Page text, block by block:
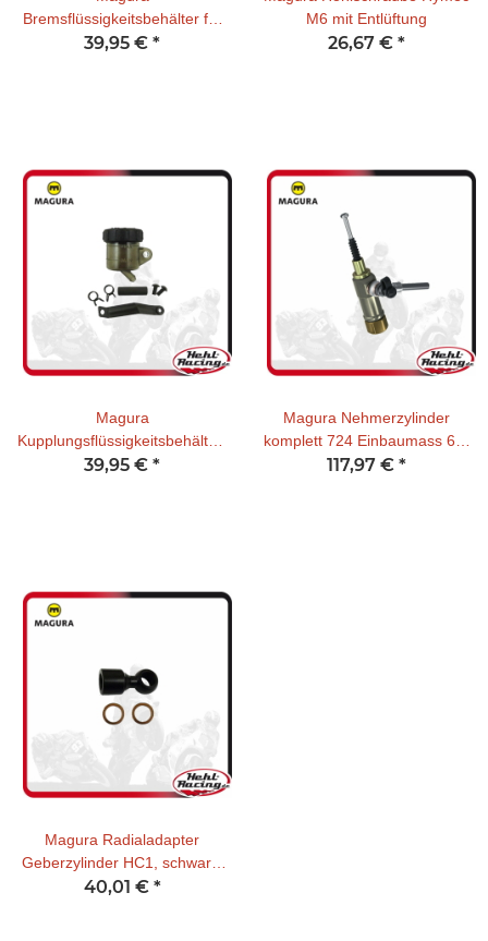
Bremsflüssigkeitsbehälter für
Magura HC3 9ml inkl.
39,95 € *
M6 mit Entlüftung
26,67 € *
Magura
Kupplungsflüssigkeitsbehälterfür
Magura HC3 mit Anbausatz
39,95 € *
Magura Nehmerzylinder
komplett 724 Einbaumass 65-
67 mm (N)
117,97 € *
Magura Radialadapter
Geberzylinder HC1, schwarz,
M10x1 für Ringstück
40,01 € *